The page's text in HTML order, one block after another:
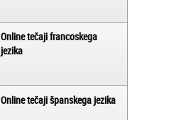
Online tečaji francoskega
jezika
Online tečaji španskega jezika